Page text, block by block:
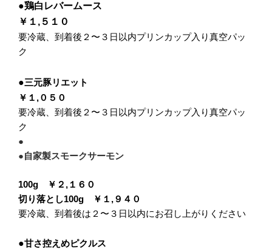
●鶏白レバームース
￥１,５１０
要冷蔵、到着後２〜３日以内プリンカップ入り真空パッ
ク
●三元豚リエット
￥１,０５０
要冷蔵、到着後２〜３日以内プリンカップ入り真空パッ
ク
●
●自家製スモークサーモン
100g ￥２,１６０
切り落とし100g ￥１,９４０
要冷蔵、到着後は２〜３日以内にお召し上がりください
●甘さ控えめピクルス